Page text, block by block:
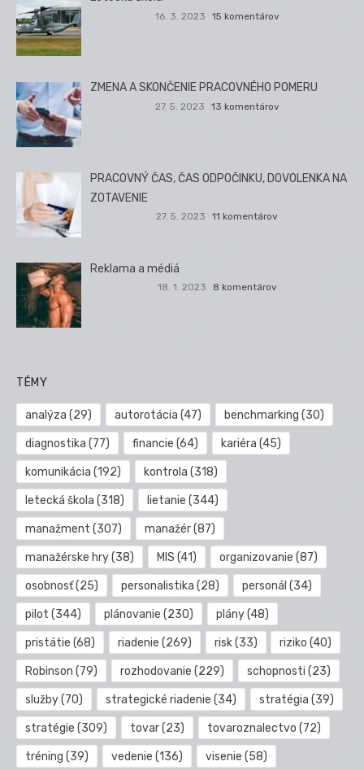
16. 3. 2023 15 komentárov
ZMENA A SKONČENIE PRACOVNÉHO POMERU
27. 5. 2023 13 komentárov
PRACOVNÝ ČAS, ČAS ODPOČINKU, DOVOLENKA NA
ZOTAVENIE
27. 5. 2023 11 komentárov
Reklama a médiá
18. 1. 2023 8 komentárov
TÉMY
analýza (29) autorotácia (47) benchmarking (30)
diagnostika (77) financie (64) kariéra (45)
komunikácia (192) kontrola (318)
letecká škola (318) lietanie (344)
manažment (307) manažér(87)
manažérske hry(38) MIS (41) organizovanie (87)
osobnosť(25) personalistika (28) personál (34)
pilot (344) plánovanie (230) plány(48)
pristátie (68) riadenie (269) risk(33) riziko (40)
Robinson (79) rozhodovanie (229) schopnosti (23)
služby(70) strategické riadenie (34) stratégia (39)
stratégie (309) tovar(23) tovaroznalectvo (72)
tréning (39) vedenie (136) visenie (58)